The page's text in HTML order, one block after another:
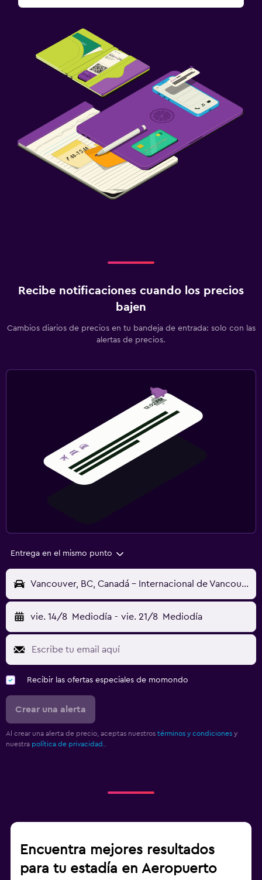
Recibe notificaciones cuando los precios
bajen
Cambios diarios de precios en tu bandeja de entrada: solo con las
alertas de precios.
Entrega en el mismo punto
Vancouver, BC, Canadá - Internacional de Vancouver (YVR)
vie. 14/8 Mediodía - vie. 21/8 Mediodía
Recibir las ofertas especiales de momondo
Crear una alerta
Al crear una alerta de precio, aceptas nuestros términos y condiciones y
nuestra política de privacidad..
Encuentra mejores resultados
para tu estadía en Aeropuerto